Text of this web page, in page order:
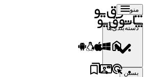
منو
دسته‌بندی‌ها
بستن